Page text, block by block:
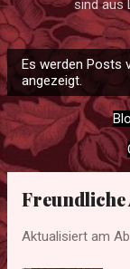
sind aus
o
s
t
s
Es werden Posts
angezeigt.
Freundliche
Aktualisiert am